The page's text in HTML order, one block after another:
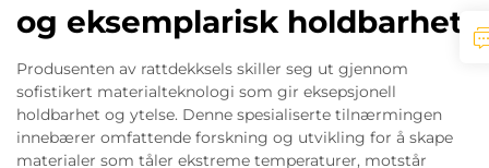
og eksemplarisk holdbarhet
Produsenten av rattdekksels skiller seg ut gjennom
sofistikert materialteknologi som gir eksepsjonell
holdbarhet og ytelse. Denne spesialiserte tilnærmingen
innebærer omfattende forskning og utvikling for å skape
materialer som tåler ekstreme temperaturer, motstår